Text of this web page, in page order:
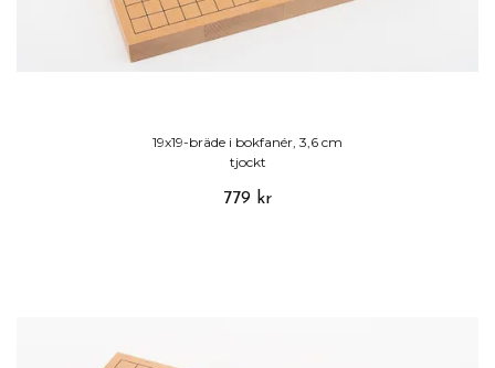
19x19-bräde i bokfanér, 3,6 cm
tjockt
779 kr